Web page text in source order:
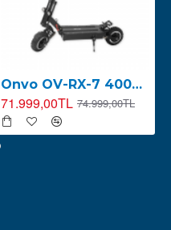
Onvo OV-RX-7 4000W Elektrikli Scooter ( 2026 YENİ SERİ LED EKRAN )
71.999,00TL 74.999,00TL